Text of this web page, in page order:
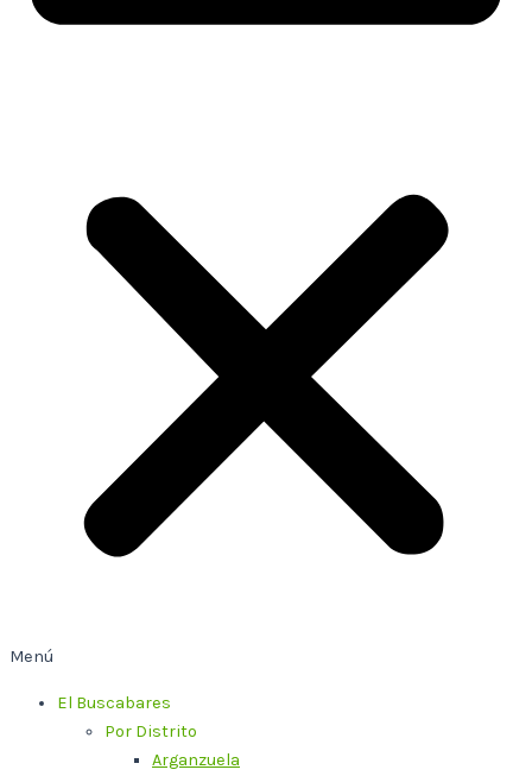
Menú
El Buscabares
Por Distrito
Arganzuela